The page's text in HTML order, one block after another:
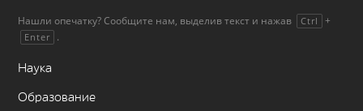
Нашли опечатку? Сообщите нам, выделив текст и нажав Ctrl +
Enter .
Наука
Образование